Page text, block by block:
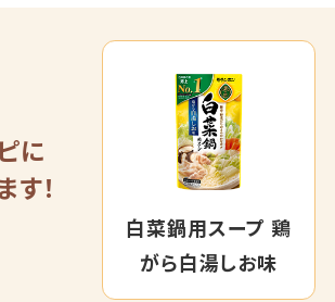
に
す！
白菜鍋用スープ 鶏
がら白湯しお味